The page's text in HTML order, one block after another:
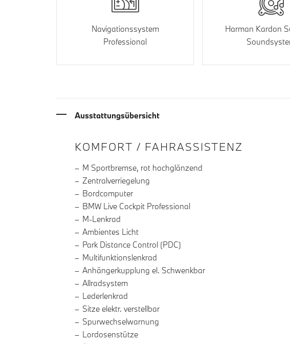
Navigationssystem
Professional
Harman Kardon
Ausstattungsübersicht
INFORMATIONEN ÜBER DIE
KOMFORT / FAHRASSISTENZ
M Sportbremse, rot hochglänzend
Zentralverriegelung
Bordcomputer
BMW Live Cockpit Professional
M-Lenkrad
Ambientes Licht
Park Distance Control (PDC)
Multifunktionslenkrad
Anhängerkupplung el. Schwenkbar
Allradsystem
Lederlenkrad
Sitze elektr. verstellbar
Spurwechselwarnung
Lordosenstütze